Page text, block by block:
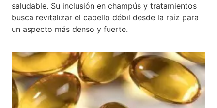
saludable. Su inclusión en champús y tratamientos
busca revitalizar el cabello débil desde la raíz para
un aspecto más denso y fuerte.